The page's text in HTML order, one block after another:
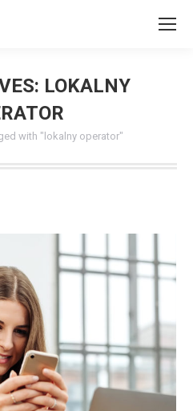
LOKALNY
with "lokalny operator"